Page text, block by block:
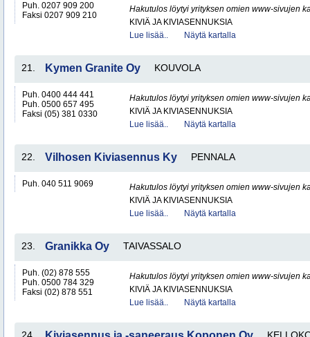
Puh. 0207 909 200
Faksi 0207 909 210
Hakutulos löytyi yrityksen omien www-sivujen
KIVIÄ JA KIVIASENNUKSIA
Lue lisää..
Näytä kartalla
21. Kymen Granite Oy KOUVOLA
Puh. 0400 444 441
Puh. 0500 657 495
Faksi (05) 381 0330
Hakutulos löytyi yrityksen omien www-sivujen
KIVIÄ JA KIVIASENNUKSIA
Lue lisää..
Näytä kartalla
22. Vilhosen Kiviasennus Ky PENNALA
Puh. 040 511 9069
Hakutulos löytyi yrityksen omien www-sivujen
KIVIÄ JA KIVIASENNUKSIA
Lue lisää..
Näytä kartalla
23. Granikka Oy TAIVASSALO
Puh. (02) 878 555
Puh. 0500 784 329
Faksi (02) 878 551
Hakutulos löytyi yrityksen omien www-sivujen
KIVIÄ JA KIVIASENNUKSIA
Lue lisää..
Näytä kartalla